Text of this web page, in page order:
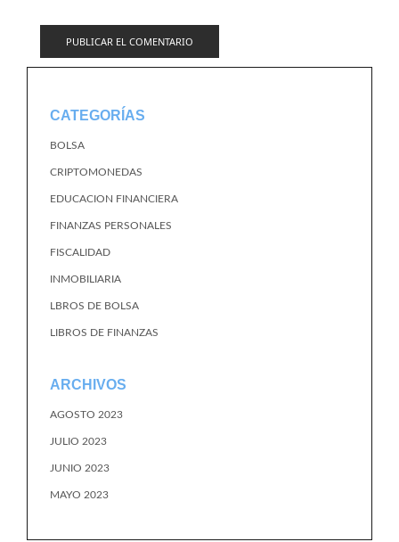
CATEGORÍAS
BOLSA
CRIPTOMONEDAS
EDUCACION FINANCIERA
FINANZAS PERSONALES
FISCALIDAD
INMOBILIARIA
LBROS DE BOLSA
LIBROS DE FINANZAS
ARCHIVOS
AGOSTO 2023
JULIO 2023
JUNIO 2023
MAYO 2023